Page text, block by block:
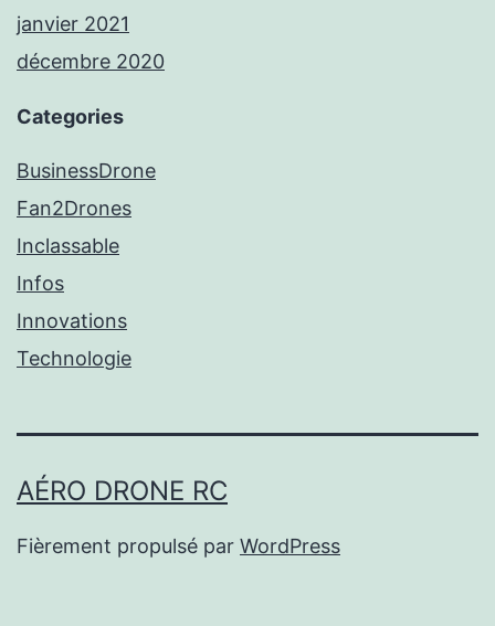
janvier 2021
décembre 2020
Categories
BusinessDrone
Fan2Drones
Inclassable
Infos
Innovations
Technologie
AÉRO DRONE RC
Fièrement propulsé par WordPress